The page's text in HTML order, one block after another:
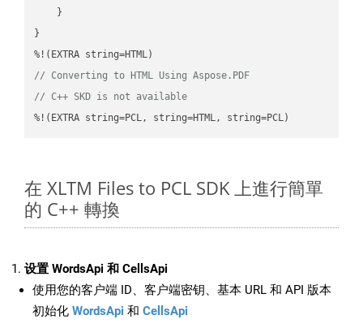
    }
}
// Converting to HTML Using Aspose.PDF
// C++ SKD is not available
%!(EXTRA string=PCL, string=HTML, string=PCL)
在 XLTM Files to PCL SDK 上進行簡單
的 C++ 轉換
设置 WordsApi 和 CellsApi
使用您的客户端 ID、客户端密钥、基本 URL 和 API 版本
初始化 WordsApi 和 CellsApi